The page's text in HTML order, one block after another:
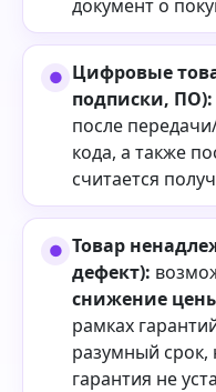
документ о
Цифровые
подписки, ПО):
после
кода, а также
считается
Товар
дефект):
снижение
рамках
разумный срок,
гарантия не